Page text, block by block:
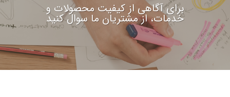
برای آگاهی از کیفیت محصولات و
خدمات، از مشتریان ما سوال کنید